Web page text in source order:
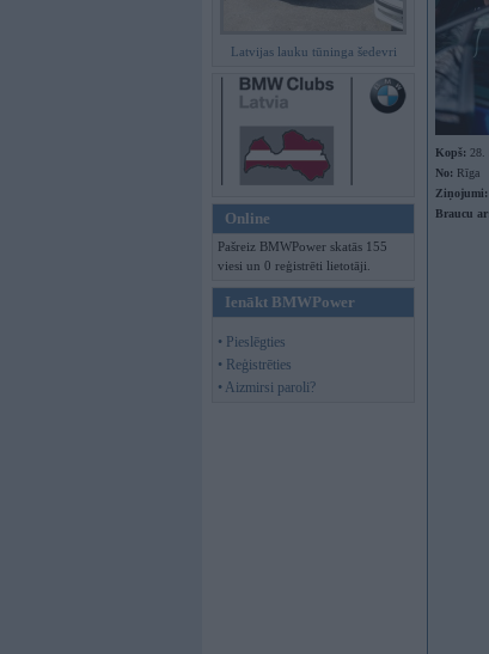
Latvijas lauku tūninga šedevri
Online
Pašreiz BMWPower skatās 155
viesi un 0 reģistrēti lietotāji.
Ienākt BMWPower
• Pieslēgties
• Reģistrēties
• Aizmirsi paroli?
Kopš: 28.
No: Rīga
Ziņojumi:
Braucu ar: